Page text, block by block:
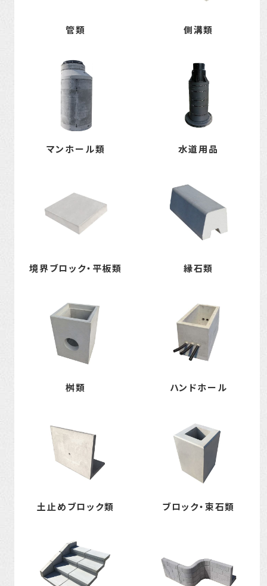
管類 側溝類
マンホール類 水道用品
境界ブロック・平板類 縁石類
桝類 ハンドホール
土止めブロック類 ブロック・束石類